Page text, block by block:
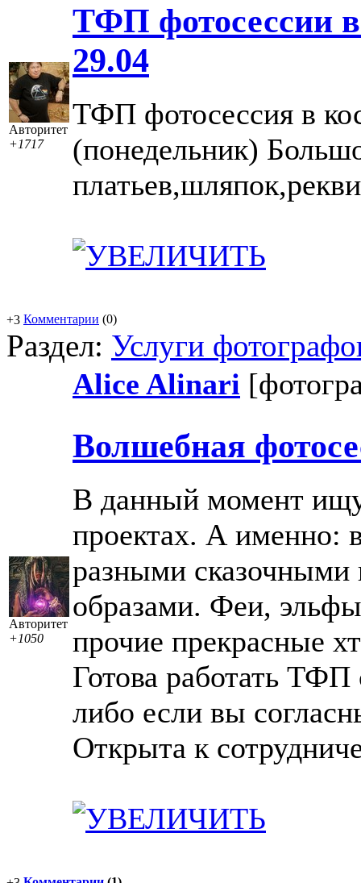
Авторитет
+1717
ТФП фотосессии
29.04
ТФП фотосессия в
(понедельник)
+3 Комментарии (0)
Раздел: Услуги
Авторитет
+1050
Alice Alinari
Волшебная
В данный момент
проектах. А именно:
разными
образами. Феи,
прочие прекрасные
Готова работать
либо если вы
Открыта к